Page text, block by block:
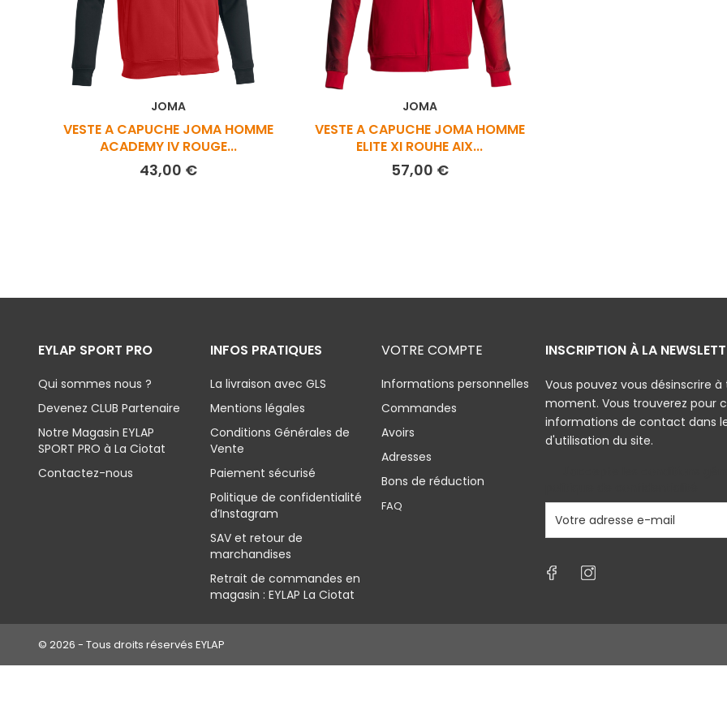
JOMA
VESTE A CAPUCHE JOMA HOMME
ACADEMY IV ROUGE...
43,00 €Prix
JOMA
VESTE A CAPUCHE JOMA HOMME
ELITE XI ROUHE AIX...
57,00 €Prix
EYLAP SPORT PRO
Qui sommes nous ?
Devenez CLUB Partenaire
Notre Magasin EYLAP
SPORT PRO à La Ciotat
Contactez-nous
INFOS PRATIQUES
La livraison avec GLS
Mentions légales
Conditions Générales de
Vente
Paiement sécurisé
Politique de confidentialité
d’Instagram
SAV et retour de
marchandises
Retrait de commandes en
magasin : EYLAP La Ciotat
VOTRE COMPTE
Informations personnelles
Commandes
Avoirs
Adresses
Bons de réduction
FAQ
INSCRIPTION À LA
Vous pouvez vous désinscrire
moment. Vous trouverez pour
informations de contact dans
d'utilisation du site.
© 2026 - Tous droits réservés EYLAP